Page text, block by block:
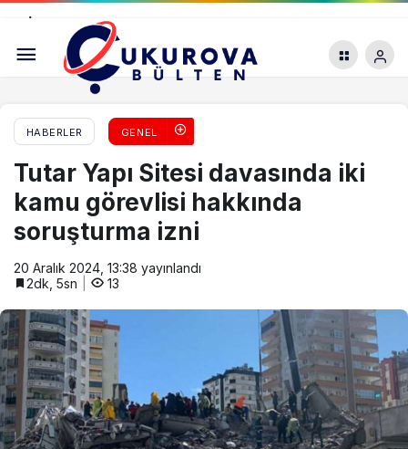
HABERLER GENEL
Tutar Yapı Sitesi davasında iki
kamu görevlisi hakkında
soruşturma izni
20 Aralık 2024, 13:38 yayınlandı
2dk, 5sn
13
İhsan Bayram Sitesi davasında yeni gelişme: Alim
Erdoğan hakkında iddianame